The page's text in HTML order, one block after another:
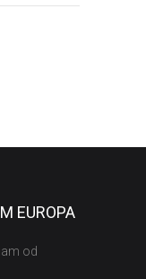
EUROPA
od